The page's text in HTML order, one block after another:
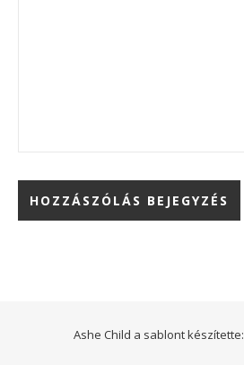
Ashe Child a sablont készítette: